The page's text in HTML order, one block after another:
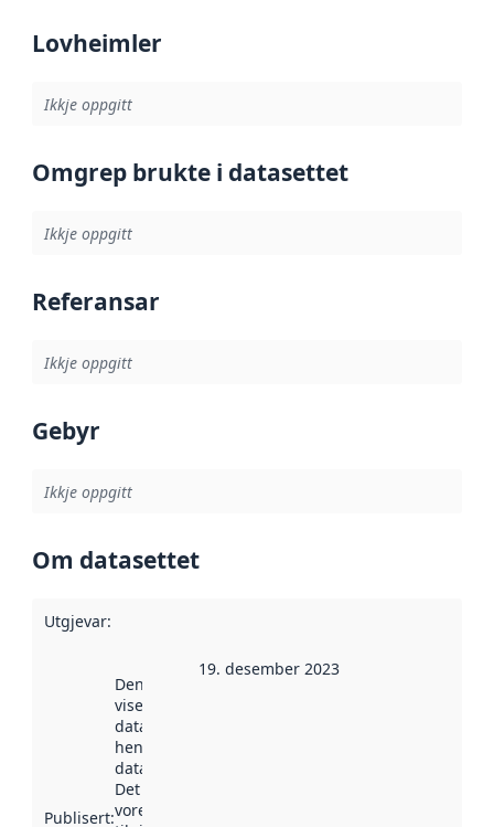
Lovheimler
Ikkje oppgitt
Omgrep brukte i datasettet
Ikkje oppgitt
Referansar
Ikkje oppgitt
Gebyr
Ikkje oppgitt
Om datasettet
Utgjevar:
Publisert:
Denne datoen
viser når
datasettet vart
henta inn av
data.norge.no.
Det kan ha
vore
19. desember 2023